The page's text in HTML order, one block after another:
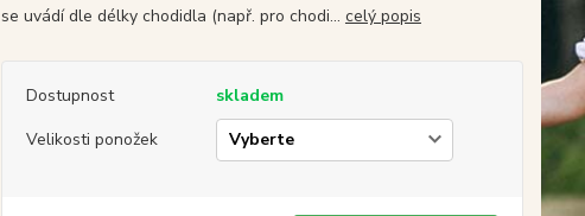
se uvádí dle délky chodidla (např. pro chodi... celý popis
Dostupnost
skladem
Velikosti ponožek